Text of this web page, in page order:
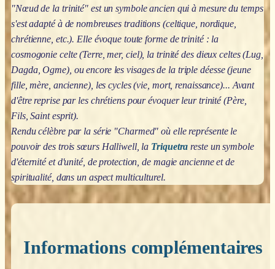
"Nœud de la trinité" est un symbole ancien qui à mesure du temps
s'est adapté à de nombreuses traditions (celtique, nordique,
chrétienne, etc.). Elle évoque toute forme de trinité : la
cosmogonie celte (Terre, mer, ciel), la trinité des dieux celtes (Lug,
Dagda, Ogme), ou encore les visages de la triple déesse (jeune
fille, mère, ancienne), les cycles (vie, mort, renaissance)... Avant
d'être reprise par les chrétiens pour évoquer leur trinité (Père,
Fils, Saint esprit).
Rendu célèbre par la série "Charmed" où elle représente le
pouvoir des trois sœurs Halliwell, la Triquetra reste un symbole
d'éternité et d'unité, de protection, de magie ancienne et de
spiritualité, dans un aspect multiculturel.
Informations complémentaires